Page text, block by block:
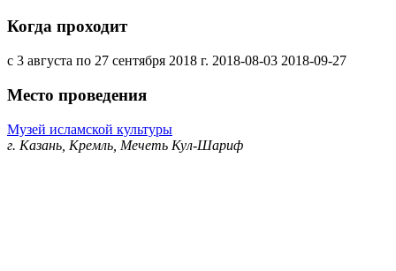
Когда проходит
с 3 августа по 27 сентября 2018 г. 2018-08-03 2018-09-27
Место проведения
Музей исламской культуры
г. Казань, Кремль, Мечеть Кул-Шариф